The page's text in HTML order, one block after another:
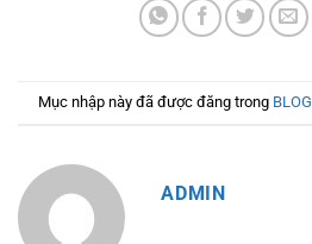
Mục nhập này đã được đăng trong BLOG
ADMIN